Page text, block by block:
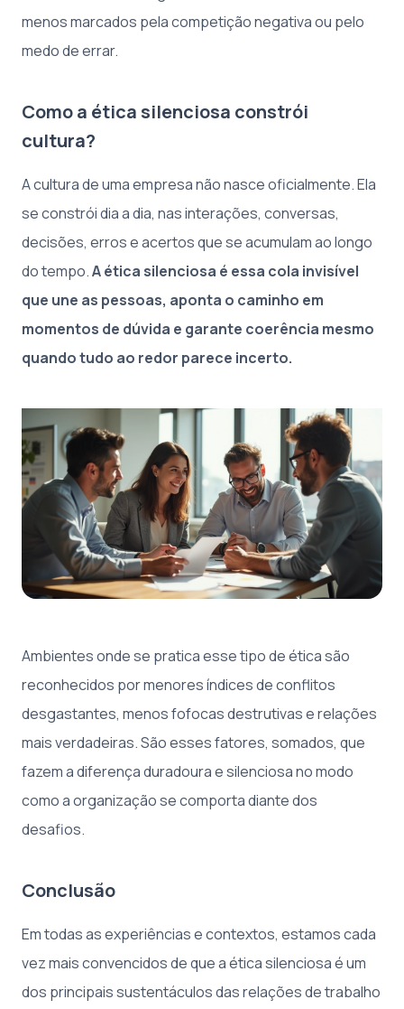
menos marcados pela competição negativa ou pelo
medo de errar.
Como a ética silenciosa constrói
cultura?
A cultura de uma empresa não nasce oficialmente. Ela
se constrói dia a dia, nas interações, conversas,
decisões, erros e acertos que se acumulam ao longo
do tempo.A ética silenciosa é essa cola invisível
que une as pessoas, aponta o caminho em
momentos de dúvida e garante coerência mesmo
quando tudo ao redor parece incerto.
Ambientes onde se pratica esse tipo de ética são
reconhecidos por menores índices de conflitos
desgastantes, menos fofocas destrutivas e relações
mais verdadeiras. São esses fatores, somados, que
fazem a diferença duradoura e silenciosa no modo
como a organização se comporta diante dos
desafios.
Conclusão
Em todas as experiências e contextos, estamos cada
vez mais convencidos de que a ética silenciosa é um
dos principais sustentáculos das relações de trabalho